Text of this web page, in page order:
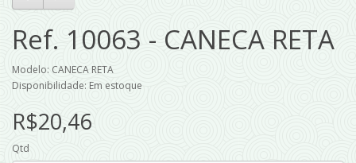
Ref. 10063 - CANECA RETA
Modelo: CANECA RETA
Disponibilidade: Em estoque
R$20,46
Qtd